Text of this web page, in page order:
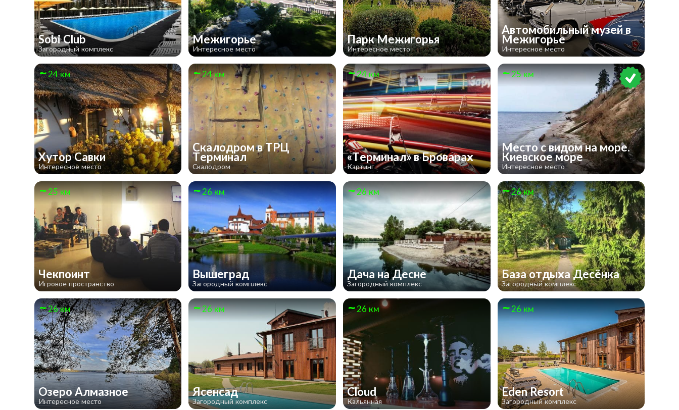
Sobi Club
Загородный комплекс
Межигорье
Интересное место
Парк Межигорья
Интересное место
Автомобильный музей в
Межигорье
Интересное место
24 км
Хутор Савки
Интересное место
24 км
Скалодром в ТРЦ
Терминал
Скалодром
24 км
«Терминал» в Броварах
Картинг
25 км
Место с видом на море.
Киевское море
Интересное место
25 км
Чекпоинт
Игровое пространство
26 км
Вышеград
Загородный комплекс
26 км
Дача на Десне
Загородный комплекс
26 км
База отдыха Десёнка
Загородный комплекс
26 км
Озеро Алмазное
Интересное место
26 км
Ясенсад
Загородный комплекс
26 км
Cloud
Кальянная
26 км
Eden Resort
Загородный комплекс